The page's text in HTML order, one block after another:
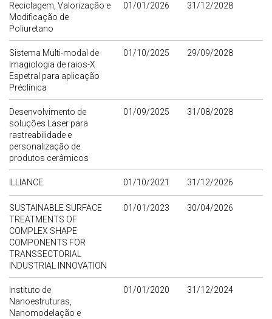
Reciclagem, Valorização e
Modificação de
Poliuretano
01/01/2026 31/12/2028
Sistema Multi-modal de
Imagiologia de raios-X
Espetral para aplicação
Préclínica
01/10/2025 29/09/2028
Desenvolvimento de
soluções Laser para
rastreabilidade e
personalização de
produtos cerâmicos
01/09/2025 31/08/2028
ILLIANCE 01/10/2021 31/12/2026
SUSTAINABLE SURFACE
TREATMENTS OF
COMPLEX SHAPE
COMPONENTS FOR
TRANSSECTORIAL
INDUSTRIAL INNOVATION
01/01/2023 30/04/2026
Instituto de
Nanoestruturas,
Nanomodelação e
01/01/2020 31/12/2024